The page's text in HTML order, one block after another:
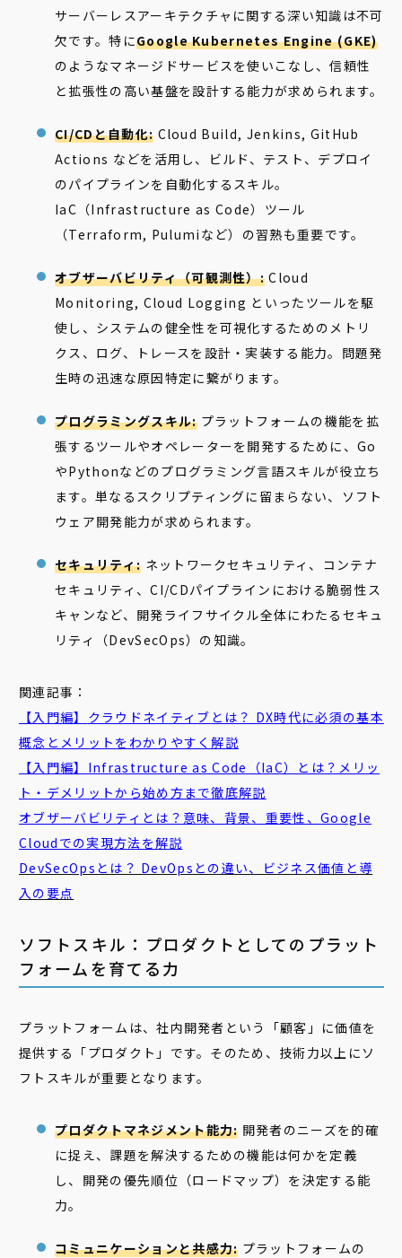
サーバーレスアーキテクチャに関する深い知識は不可
欠です。特にGoogle Kubernetes Engine (GKE)
のようなマネージドサービスを使いこなし、信頼性
と拡張性の高い基盤を設計する能力が求められます。
CI/CDと自動化: Cloud Build, Jenkins, GitHub
Actions などを活用し、ビルド、テスト、デプロイ
のパイプラインを自動化するスキル。
IaC（Infrastructure as Code）ツール
（Terraform, Pulumiなど）の習熟も重要です。
オブザーバビリティ（可観測性）: Cloud
Monitoring, Cloud Logging といったツールを駆
使し、システムの健全性を可視化するためのメトリ
クス、ログ、トレースを設計・実装する能力。問題発
生時の迅速な原因特定に繋がります。
プログラミングスキル:プラットフォームの機能を拡
張するツールやオペレーターを開発するために、Go
やPythonなどのプログラミング言語スキルが役立ち
ます。単なるスクリプティングに留まらない、ソフト
ウェア開発能力が求められます。
セキュリティ: ネットワークセキュリティ、コンテナ
セキュリティ、CI/CDパイプラインにおける脆弱性ス
キャンなど、開発ライフサイクル全体にわたるセキュ
リティ（DevSecOps）の知識。
関連記事：
【入門編】 クラウドネイティブ とは？ DX時代に必須の基本
概念とメリットをわかりやすく解説
【入門編】Infrastructure as Code（IaC）とは？メリッ
ト・デメリットから始め方まで徹底解説
オブザーバビリティ とは？意味、背景、重要性、Google
Cloudでの実現方法を解説
DevSecOpsとは？ DevOpsとの違い、ビジネス価値と導
入の要点
ソフトスキル：プロダクトとしてのプラット
フォームを育てる力
プラットフォームは、社内開発者という「顧客」に価値を
提供する「プロダクト」です。そのため、技術力以上にソ
フトスキルが重要となります。
プロダクトマネジメント能力: 開発者のニーズを的確
に捉え、課題を解決するための機能は何かを定義
し、開発の優先順位（ロードマップ）を決定する能
力。
コミュニケーションと共感力: プラットフォームの